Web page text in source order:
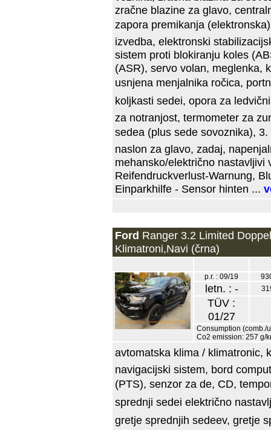
zračne blazine za glavo,
zapora premikanja
izvedba, elektronski
sistem proti blokiranju koles
(ASR), servo volan, meglenka,
usnjena menjalnika ročica,
koljkasti sedei, opora za
za notranjost, termometer za
sedea (plus sede sovoznika),
naslon za glavo, zadaj,
mehansko/električno nastavljivi
Reifendruckverlust-Warnung,
Einparkhilfe - Sensor hinten ...
Ford Ranger 3.2 Limited
Klimatroni,Navi (črna)
p.r. : 09/19
letn. : -
TÜV :
01/27
Consumption (comb./
Co2 emission: 257 g/
avtomatska klima / klimatronic,
navigacijski sistem, bord
(PTS), senzor za de, CD,
sprednji sedei električno
gretje sprednjih sedeev, gretje